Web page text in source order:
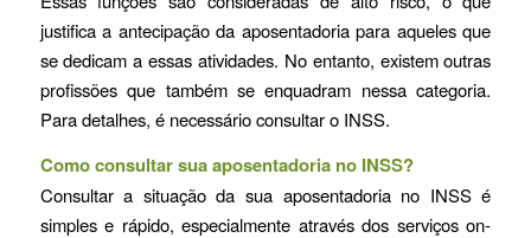
justifica a antecipação da aposentadoria para aqueles que
se dedicam a essas atividades. No entanto, existem outras
profissões que também se enquadram nessa categoria.
Para detalhes, é necessário consultar o INSS.
Como consultar sua aposentadoria no INSS?
Consultar a situação da sua aposentadoria no INSS é
simples e rápido, especialmente através dos serviços on-